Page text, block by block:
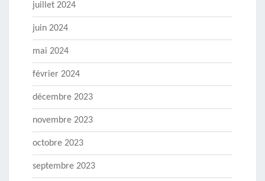
juillet 2024
juin 2024
mai 2024
février 2024
décembre 2023
novembre 2023
octobre 2023
septembre 2023